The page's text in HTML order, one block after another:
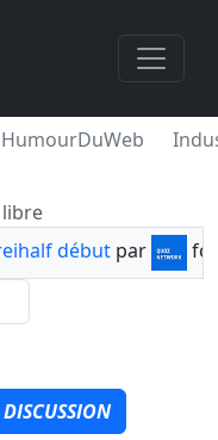
HumourDuWeb
libre
début par